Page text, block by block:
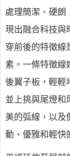
處理簡潔、硬朗
現出融合科技與
穿前後的特徵線
素。一條特徵線
後翼子板，輕輕
並上挑與尾燈和
美的弧線，以及
動、優雅和輕快